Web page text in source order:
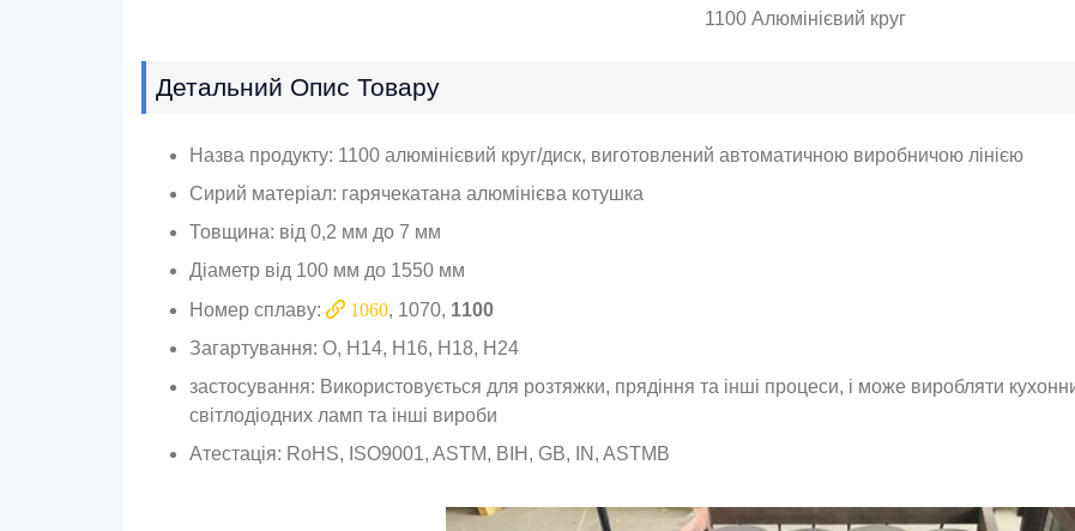
1100 Алюмінієвий круг
Детальний Опис Товару
Назва продукту: 1100 алюмінієвий круг/диск, виготовлений автоматичною виробничою лінією
Сирий матеріал: гарячекатана алюмінієва котушка
Товщина: від 0,2 мм до 7 мм
Діаметр від 100 мм до 1550 мм
Номер сплаву:
1060, 1070, 1100
Загартування: О, H14, H16, H18, H24
застосування: Використовується для розтяжки, прядіння та інші процеси, і може виробляти
світлодіодних ламп та інші вироби
Атестація: RoHS, ISO9001, ASTM, ВІН, GB, IN, ASTMB